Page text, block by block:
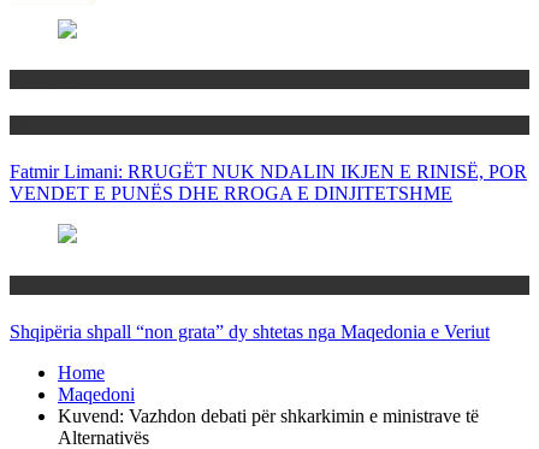
Fatmir Limani: RRUGËT NUK NDALIN IKJEN E RINISË, POR
VENDET E PUNËS DHE RROGA E DINJITETSHME
Shqipëria shpall “non grata” dy shtetas nga Maqedonia e Veriut
Home
Maqedoni
Kuvend: Vazhdon debati për shkarkimin e ministrave të
Alternativës